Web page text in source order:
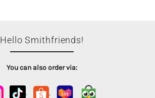
Hello Smithfriends!
You can also order via:
. .